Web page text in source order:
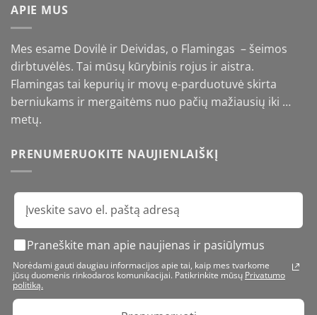
APIE MUS
Mes esame Dovilė ir Deividas, o Flamingas – šeimos
dirbtuvėlės. Tai mūsų kūrybinis rojus ir aistra.
Flamingas tai kepurių ir movų e-parduotuvė skirta
berniukams ir mergaitėms nuo pačių mažiausių iki …
metų.
PRENUMERUOKITE NAUJIENLAIŠKĮ
Praneškite man apie naujienas ir pasiūlymus
Norėdami gauti daugiau informacijos apie tai, kaip mes tvarkome
jūsų duomenis rinkodaros komunikacijai. Patikrinkite mūsų Privatumo
politiką.